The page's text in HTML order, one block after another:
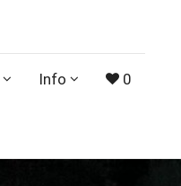
Info 0